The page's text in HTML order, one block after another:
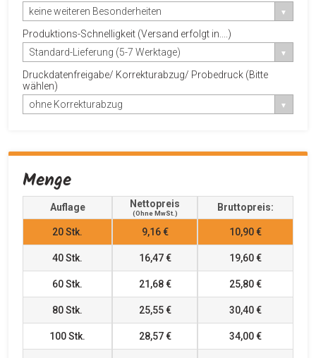
keine weiteren Besonderheiten
Produktions-Schnelligkeit (Versand erfolgt in....)
Standard-Lieferung (5-7 Werktage)
Druckdatenfreigabe/ Korrekturabzug/ Probedruck (Bitte
wählen)
ohne Korrekturabzug
Menge
Auflage Nettopreis
(ohne MwSt.)
Bruttopreis:
20Stk. 9,16 € 10,90 €
40Stk. 16,47 € 19,60 €
60Stk. 21,68 € 25,80 €
80Stk. 25,55 € 30,40 €
100Stk. 28,57 € 34,00 €